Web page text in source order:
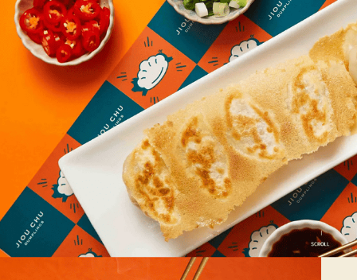
聯絡人姓名※
聯絡電話※ 電子信箱※
公司名稱 公司電話
產業類型
公司網址 從何得知本網